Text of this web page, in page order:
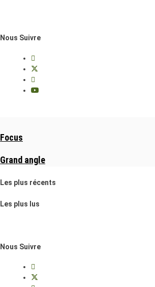
Nous Suivre
Focus
Grand angle
Les plus récents
Les plus lus
Nous Suivre